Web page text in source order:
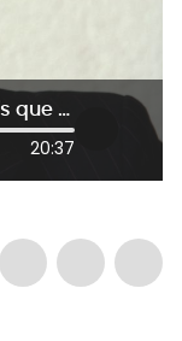
Estoy viendo tan mal el país que estoy pidiendo la restitución del partido: Pastrana
20:37